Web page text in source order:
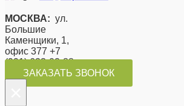
МОСКВА: ул.
Большие
Каменщики, 1,
офис 377 +7
(991) 623-02-88
ЗАКАЗАТЬ ЗВОНОК